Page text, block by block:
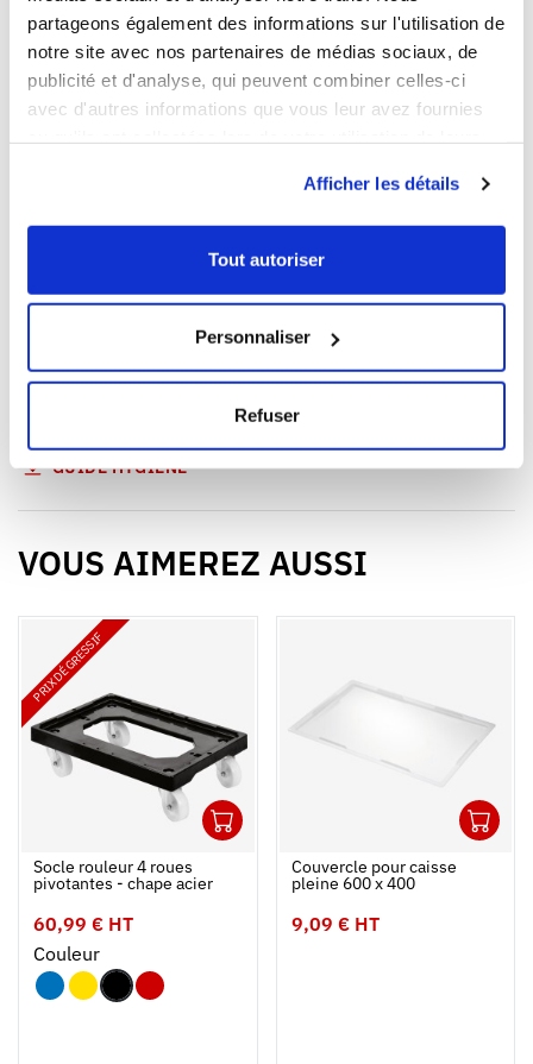
partageons également des informations sur l'utilisation de
notre site avec nos partenaires de médias sociaux, de
publicité et d'analyse, qui peuvent combiner celles-ci
avec d'autres informations que vous leur avez fournies
Afficher les détails
Tout autoriser
Personnaliser
Refuser
Matière
PP
Longueur
600 mm
INFORMATIONS LOGISTIQUES
GUIDE HYGIÈNE
VOUS AIMEREZ AUSSI
PRIX DÉGRESSIF
Socle rouleur 4 roues
pivotantes - chape acier
60,99 € HT
Couleur
Couvercle pour caisse
pleine 600 x 400
9,09 € HT